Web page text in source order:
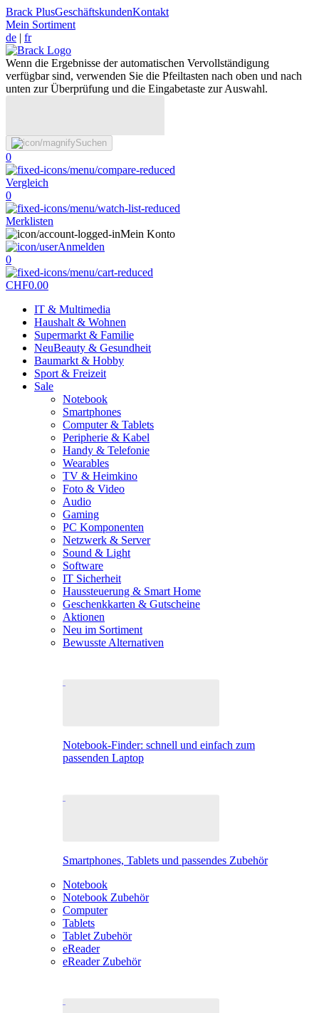
Brack PlusGeschäftskundenKontakt
Mein Sortiment
de | fr
Wenn die Ergebnisse der automatischen Vervollständigung
verfügbar sind, verwenden Sie die Pfeiltasten nach oben und nach
unten zur Überprüfung und die Eingabetaste zur Auswahl.
Suchen
0
Vergleich
0
Merklisten
Mein Konto
Anmelden
0
CHF0.00
IT & Multimedia
Haushalt & Wohnen
Supermarkt & Familie
NeuBeauty & Gesundheit
Baumarkt & Hobby
Sport & Freizeit
Sale
Notebook
Smartphones
Computer & Tablets
Peripherie & Kabel
Handy & Telefonie
Wearables
TV & Heimkino
Foto & Video
Audio
Gaming
PC Komponenten
Netzwerk & Server
Sound & Light
Software
IT Sicherheit
Haussteuerung & Smart Home
Geschenkkarten & Gutscheine
Aktionen
Neu im Sortiment
Bewusste Alternativen
Notebook-Finder: schnell und einfach zum
passenden Laptop
Smartphones, Tablets und passendes Zubehör
Notebook
Notebook Zubehör
Computer
Tablets
Tablet Zubehör
eReader
eReader Zubehör